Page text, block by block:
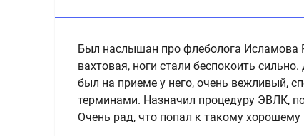
Был наслышан про флеболога Исламова
вахтовая, ноги стали беспокоить
был на приеме у него, очень вежливый,
терминами. Назначил процедуру ЭВЛК,
Очень рад, что попал к такому